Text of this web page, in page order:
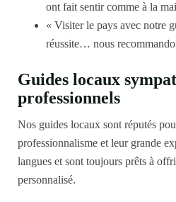
ont fait sentir comme à la
« Visiter le pays avec notre
réussite… nous
Guides locaux
professionnels
Nos guides locaux sont réputés
professionnalisme et leur grande
langues et sont toujours prêts à
personnalisé.